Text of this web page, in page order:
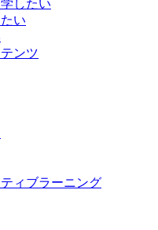
ンツ
ィブラーニング